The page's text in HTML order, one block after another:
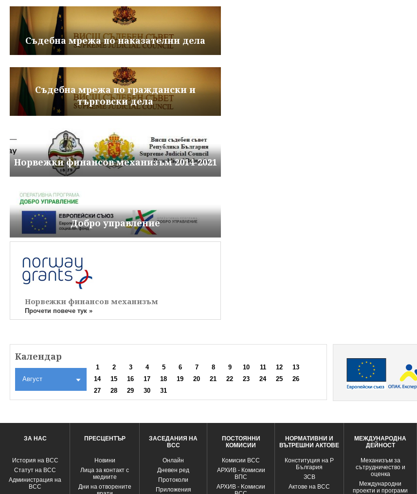
Съдебна мрежа по наказателни дела
Съдебна мрежа по граждански и
търговски дела
Норвежки финансов механизъм 2014-2021
Добро управление
Норвежки финансов механизъм
Прочети повече тук »
Календар
Август
1 2 3 4 5 6 7 8 9 10 11 12
13
14
15 16 17 18 19 20 21 22 23 24 25
26
27
28 29 30 31
ЗА НАС
История на ВСС
Статут на ВСС
Администрация на
ВСС
ПРЕСЦЕНТЪР
Новини
Лица за контакт с
медиите
Дни на отворените
ЗАСЕДАНИЯ НА
ВСС
Oнлайн
Дневен ред
Протоколи
Приложения
ПОСТОЯННИ
КОМИСИИ
Комисии ВСС
АРХИВ - Комисии
ВПС
АРХИВ - Kомисии
НОРМАТИВНИ И
ВЪТРЕШНИ АКТОВЕ
Конституция на Р
България
ЗСВ
Актове на ВСС
МЕЖДУНАРОДНА
ДЕЙНОСТ
Механизъм за
сътрудничество и
оценка
Международни
проекти и програми